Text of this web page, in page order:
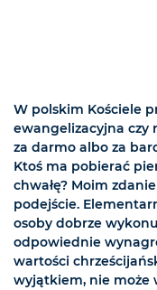
W polskim Kościele
ewangelizacyjna
za darmo albo za
Ktoś ma pobierać
chwałę? Moim
podejście.
osoby dobrze
odpowiednie
wartości
wyjątkiem, nie może